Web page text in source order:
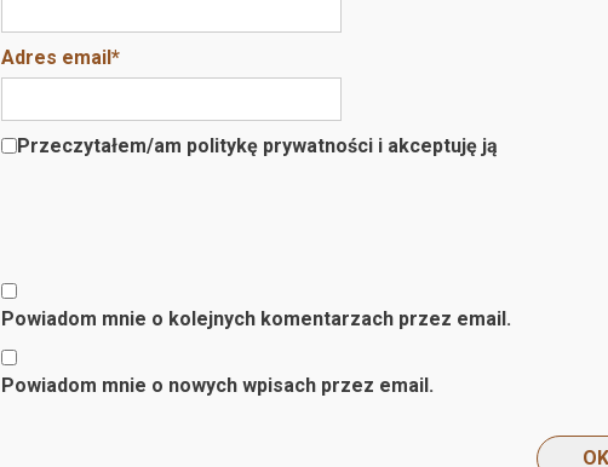
Adres email*
Przeczytałem/am politykę prywatności i akceptuję ją
Powiadom mnie o kolejnych komentarzach przez email.
Powiadom mnie o nowych wpisach przez email.